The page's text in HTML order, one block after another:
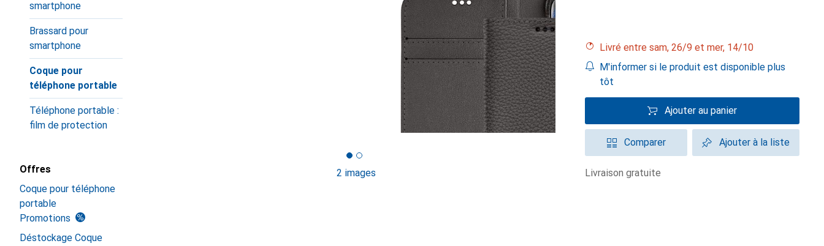
smartphone
Brassard pour
smartphone
Coque pour
téléphone portable
Téléphone portable :
film de protection
Offres
Coque pour téléphone
portable
Promotions
Déstockage Coque
2 images
Livré entre sam, 26/9 et mer, 14/10
M'informer si le produit est disponible plus
tôt
Ajouter au panier
Comparer Ajouter à la liste
livraison gratuite